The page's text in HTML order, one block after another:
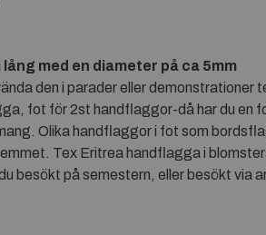
med en diameter på ca 5mm
den i parader eller
fot för 2st handflaggor-då har du
Olika handflaggor i fot som
Tex Eritrea handflagga i
besökt på semestern, eller besökt via